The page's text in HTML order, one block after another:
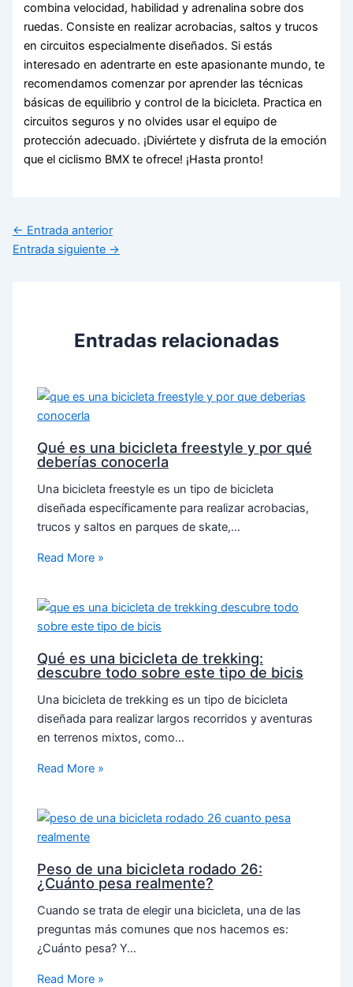
combina velocidad, habilidad y adrenalina sobre dos
ruedas. Consiste en realizar acrobacias, saltos y trucos
en circuitos especialmente diseñados. Si estás
interesado en adentrarte en este apasionante mundo, te
recomendamos comenzar por aprender las técnicas
básicas de equilibrio y control de la bicicleta. Practica en
circuitos seguros y no olvides usar el equipo de
protección adecuado. ¡Diviértete y disfruta de la emoción
que el ciclismo BMX te ofrece! ¡Hasta pronto!
← Entrada anterior
Entrada siguiente →
Entradas relacionadas
Qué es una bicicleta freestyle y por qué
deberías conocerla
Una bicicleta freestyle es un tipo de bicicleta
diseñada específicamente para realizar acrobacias,
trucos y saltos en parques de skate,…
Read More »
Qué es una bicicleta de trekking:
descubre todo sobre este tipo de bicis
Una bicicleta de trekking es un tipo de bicicleta
diseñada para realizar largos recorridos y aventuras
en terrenos mixtos, como…
Read More »
Peso de una bicicleta rodado 26:
¿Cuánto pesa realmente?
Cuando se trata de elegir una bicicleta, una de las
preguntas más comunes que nos hacemos es:
¿Cuánto pesa? Y…
Read More »